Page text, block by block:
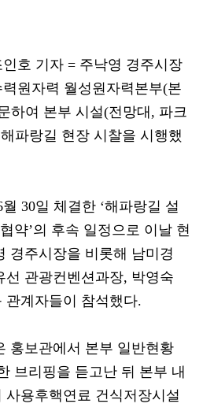
호 기자 = 주낙영 경주시장
원자력 월성원자력본부(본
하여 본부 시설(전망대, 파크
파랑길 현장 시찰을 시행했
30일 체결한 ‘해파랑길 설
약’의 후속 일정으로 이날 현
경주시장을 비롯해 남미경
선 관광컨벤션과장, 박영숙
관계자들이 참석했다.
홍보관에서 본부 일반현황
브리핑을 듣고난 뒤 본부 내
사용후핵연료 건식저장시설